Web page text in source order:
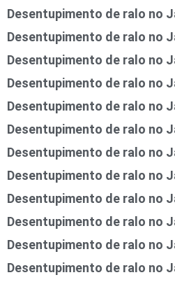
Desentupimento de ralo no
Desentupimento de ralo no
Desentupimento de ralo no
Desentupimento de ralo no
Desentupimento de ralo no
Desentupimento de ralo no
Desentupimento de ralo no
Desentupimento de ralo no
Desentupimento de ralo no
Desentupimento de ralo no
Desentupimento de ralo no
Desentupimento de ralo no